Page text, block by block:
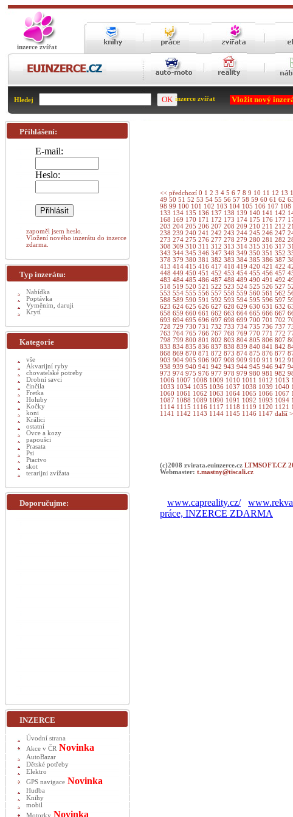
inzerce zvířat
Hledej inzerce zvířat Vložit nový
<< předchozí 0 1 2 3 4 5 6 7 8 9 10 11 12 13
49 50 51 52 53 54 55 56 57 58 59 60 61 62
98 99 100 101 102 103 104 105 106 107 108
133 134 135 136 137 138 139 140 141 142
168 169 170 171 172 173 174 175 176 177
203 204 205 206 207 208 209 210 211 212
238 239 240 241 242 243 244 245 246 247
273 274 275 276 277 278 279 280 281 282
308 309 310 311 312 313 314 315 316 317
343 344 345 346 347 348 349 350 351 352
378 379 380 381 382 383 384 385 386 387
413 414 415 416 417 418 419 420 421 422
448 449 450 451 452 453 454 455 456 457
483 484 485 486 487 488 489 490 491 492
518 519 520 521 522 523 524 525 526 527
553 554 555 556 557 558 559 560 561 562
588 589 590 591 592 593 594 595 596 597
623 624 625 626 627 628 629 630 631 632
658 659 660 661 662 663 664 665 666 667
693 694 695 696 697 698 699 700 701 702
728 729 730 731 732 733 734 735 736 737
763 764 765 766 767 768 769 770 771 772
798 799 800 801 802 803 804 805 806 807
833 834 835 836 837 838 839 840 841 842
868 869 870 871 872 873 874 875 876 877
903 904 905 906 907 908 909 910 911 912
938 939 940 941 942 943 944 945 946 947
973 974 975 976 977 978 979 980 981 982
1006 1007 1008 1009 1010 1011 1012 1013
1033 1034 1035 1036 1037 1038 1039 1040
1060 1061 1062 1063 1064 1065 1066 1067
1087 1088 1089 1090 1091 1092 1093 1094
1114 1115 1116 1117 1118 1119 1120 1121
1141 1142 1143 1144 1145 1146 1147 další
(c)2008 zvirata.euinzerce.cz LTMSOFT.CZ
Webmaster: t.mastny@tiscali.cz
www.capreality.cz/
práce, INZERCE ZDARMA
Přihlášení:
E-mail:
Heslo:
zapoměl jsem heslo.
Vložení nového inzerátu do inzerce
zdarma.
Typ inzerátu:
Nabídka
Poptávka
Vyměnim, daruji
Krytí
Kategorie
vše
Akvarijní ryby
chovatelské potreby
Drobní savci
činčila
Fretka
Holuby
Kočky
koni
Králici
ostatní
Ovce a kozy
papoušci
Prasata
Psi
Ptactvo
skot
terarijni zvížata
Doporučujme:
INZERCE
Úvodní strana
Akce v ČR Novinka
AutoBazar
Dětské potřeby
Elektro
GPS navigace Novinka
Hudba
Knihy
mobil
Motorky Novinka